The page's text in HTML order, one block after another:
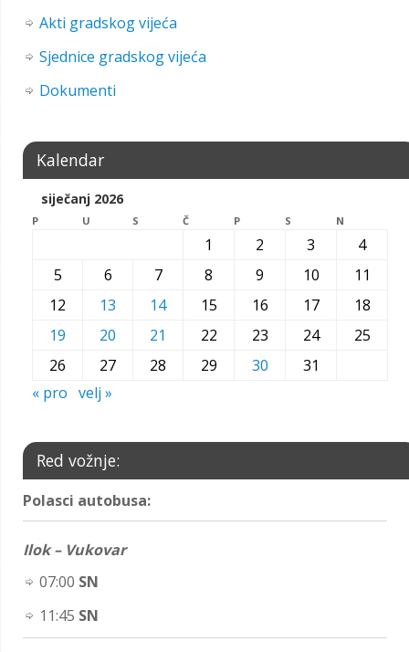
Akti gradskog vijeća
Sjednice gradskog vijeća
Dokumenti
Kalendar
siječanj 2026
P U S Č P S N
1 2 3
4
5
6 7 8 9 10
11
12
13 14 15 16 17
18
19
20 21 22 23 24
25
26
27 28 29 30
31
« pro velj »
Red vožnje:
Polasci autobusa:
Ilok – Vukovar
07:00 SN
11:45 SN